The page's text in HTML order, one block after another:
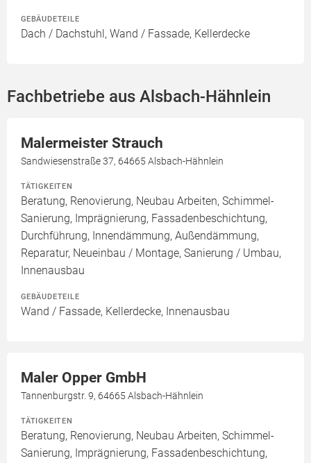
GEBÄUDETEILE
Dach / Dachstuhl, Wand / Fassade, Kellerdecke
Fachbetriebe aus Alsbach-Hähnlein
Malermeister Strauch
Sandwiesenstraße 37, 64665 Alsbach-Hähnlein
TÄTIGKEITEN
Beratung, Renovierung, Neubau Arbeiten, Schimmel-
Sanierung, Imprägnierung, Fassadenbeschichtung,
Durchführung, Innendämmung, Außendämmung,
Reparatur, Neueinbau / Montage, Sanierung / Umbau,
Innenausbau
GEBÄUDETEILE
Wand / Fassade, Kellerdecke, Innenausbau
Maler Opper GmbH
Tannenburgstr. 9, 64665 Alsbach-Hähnlein
TÄTIGKEITEN
Beratung, Renovierung, Neubau Arbeiten, Schimmel-
Sanierung, Imprägnierung, Fassadenbeschichtung,